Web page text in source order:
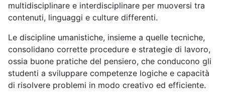
multidisciplinare e interdisciplinare per muoversi tra
contenuti, linguaggi e culture differenti.
Le discipline umanistiche, insieme a quelle tecniche,
consolidano corrette procedure e strategie di lavoro,
ossia buone pratiche del pensiero, che conducono gli
studenti a sviluppare competenze logiche e capacità
di risolvere problemi in modo creativo ed efficiente.